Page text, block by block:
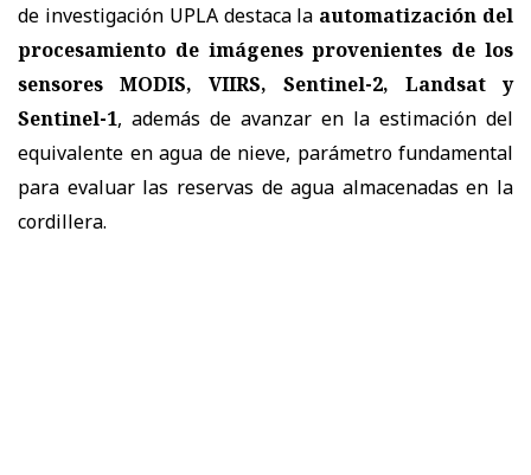
de investigación UPLA destaca la automatización del
procesamiento de imágenes provenientes de los
sensores MODIS, VIIRS, Sentinel-2, Landsat y
Sentinel-1, además de avanzar en la estimación del
equivalente en agua de nieve, parámetro fundamental
para evaluar las reservas de agua almacenadas en la
cordillera.